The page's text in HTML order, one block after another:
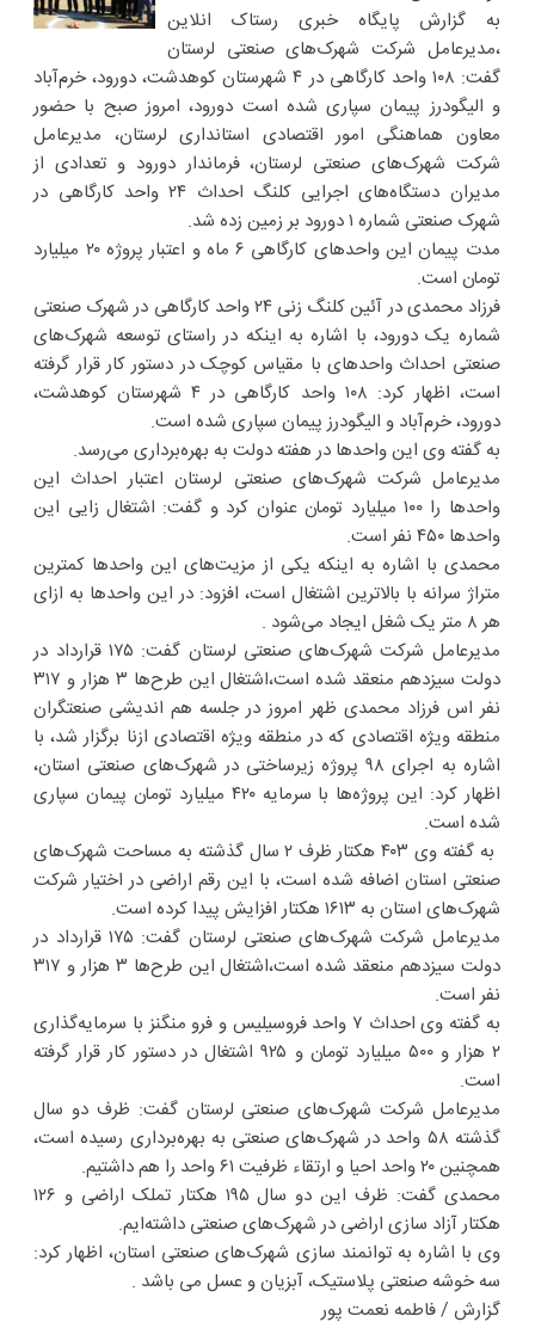
به گزارش پایگاه خبری رستاک انلاین
،مدیرعامل شرکت شهرک‌های صنعتی لرستان
گفت: ۱۰۸ واحد کارگاهی در ۴ شهرستان کوهدشت، دورود، خرم‌‌آباد
و الیگودرز پیمان سپاری شده است دورود، امروز صبح با حضور
معاون هماهنگی امور اقتصادی استانداری لرستان، مدیرعامل
شرکت شهرک‌های صنعتی لرستان، فرماندار دورود و تعدادی از
مدیران دستگاه‌های اجرایی کلنگ احداث ۲۴ واحد کارگاهی در
شهرک صنعتی شماره ۱ دورود بر زمین زده شد.
مدت پیمان این واحدهای کارگاهی ۶ ماه و اعتبار پروژه ۲۰ میلیارد
تومان است.
فرزاد محمدی در آئین کلنگ زنی ۲۴ واحد کارگاهی در شهرک صنعتی
شماره یک دورود، با اشاره به اینکه در راستای توسعه شهرک‌های
صنعتی احداث واحدهای با مقیاس کوچک در دستور کار قرار گرفته
است، اظهار کرد: ۱۰۸ واحد کارگاهی در ۴ شهرستان کوهدشت،
دورود، خرم‌‌آباد و الیگودرز پیمان سپاری شده است.
به گفته وی این واحدها در هفته دولت به بهره‌برداری می‌رسد.
مدیرعامل شرکت شهرک‌های صنعتی لرستان اعتبار احداث این
واحدها را ۱۰۰ میلیارد تومان عنوان کرد و گفت: اشتغال ‌زایی این
واحدها ۴۵۰ نفر است.
محمدی با اشاره به اینکه یکی از مزیت‌های این واحدها کمترین
متراژ سرانه با بالاترین اشتغال است، افزود: در این واحدها به ازای
هر ۸ متر یک شغل ایجاد می‌شود .
مدیرعامل شرکت شهرک‌های صنعتی لرستان گفت: ۱۷۵ قرارداد در
دولت سیزدهم منعقد شده است،اشتغال این طرح‌ها ۳ هزار و ۳۱۷
نفر اس فرزاد محمدی ظهر امروز در جلسه هم اندیشی صنعتگران
منطقه ویژه اقتصادی که در منطقه ویژه اقتصادی ازنا برگزار شد، با
اشاره به اجرای ۹۸ پروژه زیرساختی در شهرک‌های صنعتی استان،
اظهار کرد: این پروژه‌ها با سرمایه ۴۲۰ میلیارد تومان پیمان سپاری
شده است.
به گفته وی ۴۰۳ هکتار ظرف ۲ سال گذشته به مساحت شهرک‌های
صنعتی استان اضافه شده است، با این رقم اراضی در اختیار شرکت
شهرک‌های استان به ۱۶۱۳ هکتار افزایش پیدا کرده است.
مدیرعامل شرکت شهرک‌های صنعتی لرستان گفت: ۱۷۵ قرارداد در
دولت سیزدهم منعقد شده است،اشتغال این طرح‌ها ۳ هزار و ۳۱۷
نفر است.
به گفته وی احداث ۷ واحد فروسیلیس و فرو منگنز با سرمایه‌گذاری
۲ هزار و ۵۰۰ میلیارد تومان و ۹۲۵ اشتغال در دستور کار قرار گرفته
است.
مدیرعامل شرکت شهرک‌های صنعتی لرستان گفت: ظرف دو سال
گذشته ۵۸ واحد در شهرک‌های صنعتی به بهره‌برداری رسیده است،
همچنین ۲۰ واحد احیا و ارتقاء ظرفیت ۶۱ واحد را هم داشتیم.
محمدی گفت: ظرف این دو سال ۱۹۵ هکتار تملک اراضی و ۱۲۶
هکتار آزاد سازی اراضی در شهرک‌های صنعتی داشته‌ایم.
وی با اشاره به توانمند سازی شهرک‌های صنعتی استان، اظهار کرد:
سه خوشه صنعتی پلاستیک، آبزیان و عسل می باشد .
گزارش / فاطمه نعمت پور